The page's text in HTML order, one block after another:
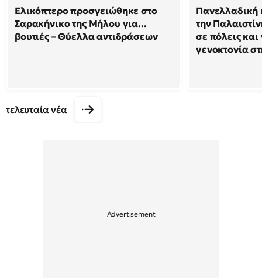
Ελικόπτερο προσγειώθηκε στο
Σαρακήνικο της Μήλου για...
βουτιές – Θύελλα αντιδράσεων
Πανελλαδική
την
σε πόλεις και
γενοκτονία
τελευταία νέα